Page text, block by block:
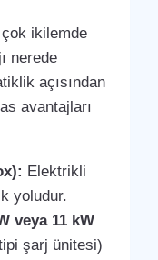
ikilemde
nerede
açısından
avantajları
Elektrikli
yoludur.
veya 11 kW
şarj ünitesi)